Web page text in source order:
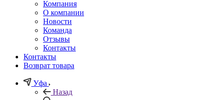
Компания
О компании
Новости
Команда
Отзывы
Контакты
Контакты
Возврат товара
Уфа
Назад